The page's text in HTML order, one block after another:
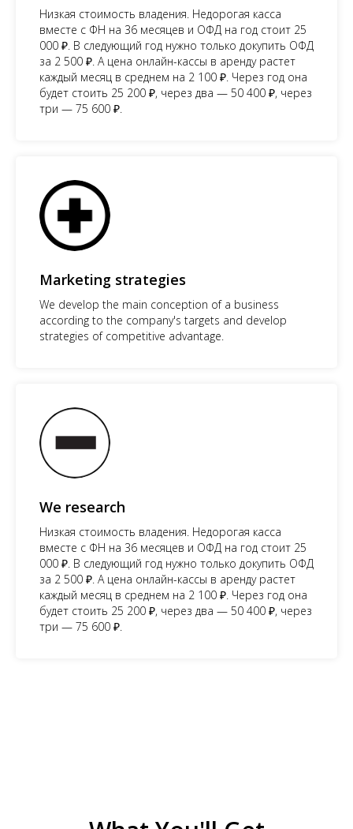
Низкая стоимость владения. Недорогая касса
вместе с ФН на 36 месяцев и ОФД на год стоит 25
000 ₽. В следующий год нужно только докупить ОФД
за 2 500 ₽. А цена онлайн-кассы в аренду растет
каждый месяц в среднем на 2 100 ₽. Через год она
будет стоить 25 200 ₽, через два — 50 400 ₽, через
три — 75 600 ₽.
Marketing strategies
We develop the main conception of a business
according to the company's targets and develop
strategies of competitive advantage.
We research
Низкая стоимость владения. Недорогая касса
вместе с ФН на 36 месяцев и ОФД на год стоит 25
000 ₽. В следующий год нужно только докупить ОФД
за 2 500 ₽. А цена онлайн-кассы в аренду растет
каждый месяц в среднем на 2 100 ₽. Через год она
будет стоить 25 200 ₽, через два — 50 400 ₽, через
три — 75 600 ₽.